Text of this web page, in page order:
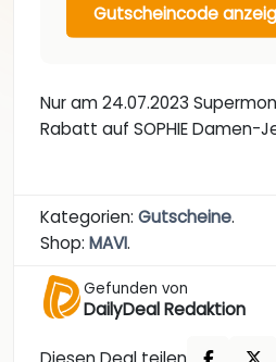
Gutscheincode
Nur am 24.07.2023
Rabatt auf SOPHIE Damen-
Kategorien: Gutscheine.
Shop: MAVI.
Gefunden von
DailyDeal Redaktion